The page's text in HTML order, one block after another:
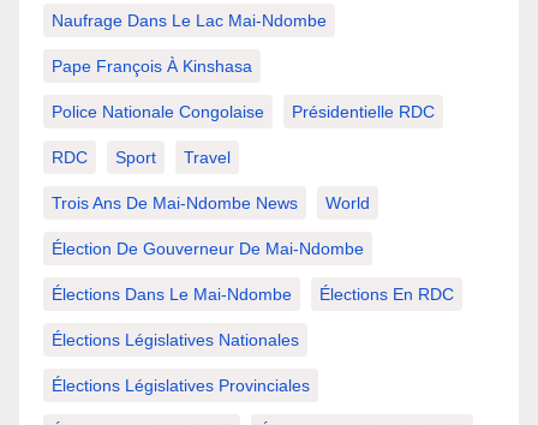
Naufrage Dans Le Lac Mai-Ndombe
Pape François À Kinshasa
Police Nationale Congolaise Présidentielle RDC
RDC Sport Travel
Trois Ans De Mai-Ndombe News World
Élection De Gouverneur De Mai-Ndombe
Élections Dans Le Mai-Ndombe Élections En RDC
Élections Législatives Nationales
Élections Législatives Provinciales